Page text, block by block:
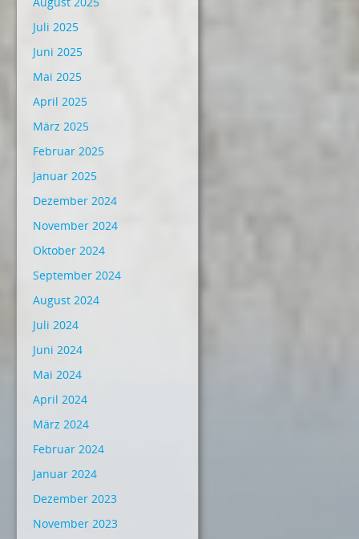
Juli 2025
Juni 2025
Mai 2025
April 2025
März 2025
Februar 2025
Januar 2025
Dezember 2024
November 2024
Oktober 2024
September 2024
August 2024
Juli 2024
Juni 2024
Mai 2024
April 2024
März 2024
Februar 2024
Januar 2024
Dezember 2023
November 2023